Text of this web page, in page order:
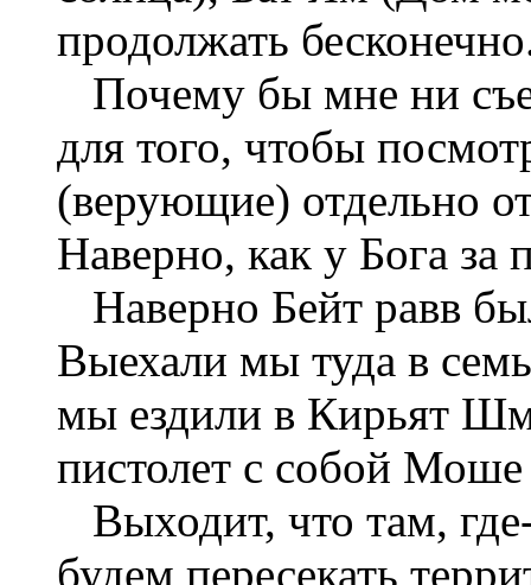
продолжать
Почему бы мне ни
для того, чтобы
(верующие) отдельно
Наверно, как у Бога за
Наверно Бейт равв
Выехали мы туда в
мы ездили в Кирьят
пистолет с собой Моше
Выходит, что там,
будем пересекать